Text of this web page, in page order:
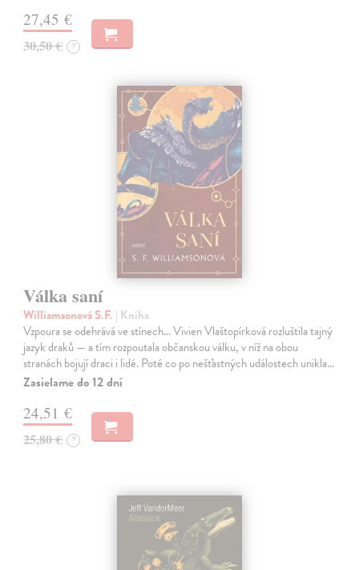
27,45 €
30,50 € ?
Válka saní
Williamsonová S.F. | Kniha
Vzpoura se odehrává ve stínech… Vivien Vlaštopírková rozluštila tajný
jazyk draků — a tím rozpoutala občanskou válku, v níž na obou
stranách bojují draci i lidé. Poté co po nešťastných událostech unikla…
Zasielame do 12 dní
24,51 €
25,80 € ?